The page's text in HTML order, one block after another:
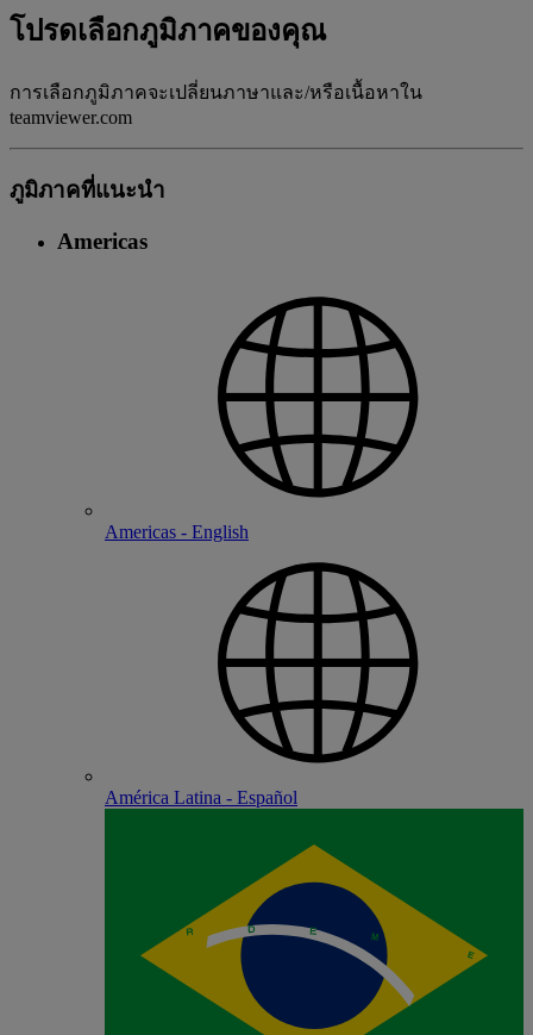
โปรดเลือกภูมิภาคของคุณ
การเลือกภูมิภาคจะเปลี่ยนภาษาและ/หรือเนื้อหาใน
teamviewer.com
ภูมิภาคที่แนะนํา
Americas
Americas - English
América Latina - Español